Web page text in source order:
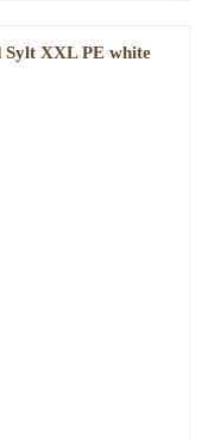
Sylt XXL PE white